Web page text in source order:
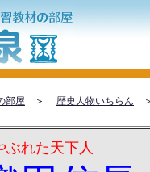
部屋 ＞ 歴史人物いちらん
れた天下人